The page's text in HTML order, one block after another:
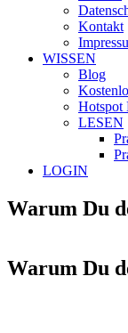
Kontakt
WISSEN
Blog
Hotspot
LESEN
LOGIN
Warum Du
Warum Du